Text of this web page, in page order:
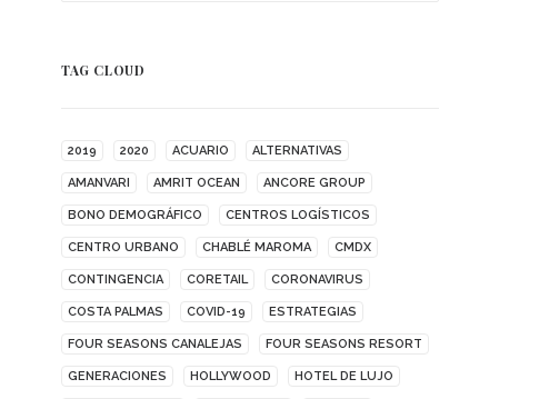
TAG CLOUD
2019 2020 ACUARIO ALTERNATIVAS
AMANVARI AMRIT OCEAN ANCORE GROUP
BONO DEMOGRÁFICO CENTROS LOGÍSTICOS
CENTRO URBANO CHABLÉ MAROMA CMDX
CONTINGENCIA CORETAIL CORONAVIRUS
COSTA PALMAS COVID-19 ESTRATEGIAS
FOUR SEASONS CANALEJAS FOUR SEASONS RESORT
GENERACIONES HOLLYWOOD HOTEL DE LUJO